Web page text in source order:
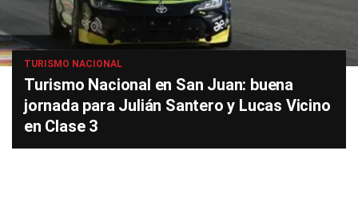
TURISMO NACIONAL
Turismo Nacional en San Juan: buena
jornada para Julián Santero y Lucas Vicino
en Clase 3